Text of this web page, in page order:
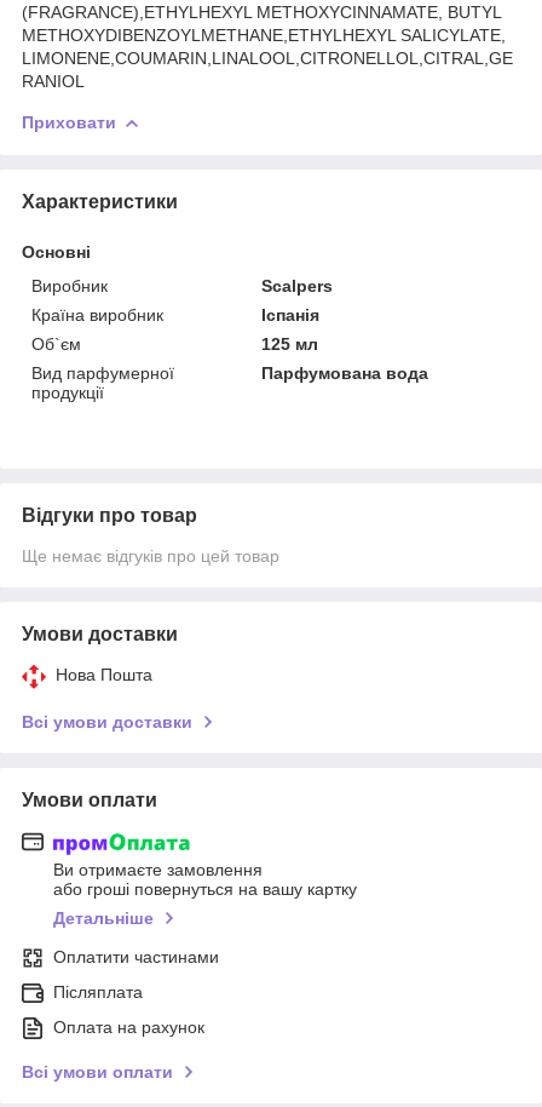
(FRAGRANCE),ETHYLHEXYL METHOXYCINNAMATE, BUTYL
METHOXYDIBENZOYLMETHANE,ETHYLHEXYL SALICYLATE,
LIMONENE,COUMARIN,LINALOOL,CITRONELLOL,CITRAL,GE
RANIOL
Приховати
Характеристики
Основні
Виробник
Scalpers
Країна виробник
Іспанія
Об`єм
125 мл
Вид парфумерної
продукції
Парфумована вода
Відгуки про товар
Ще немає відгуків про цей товар
Умови доставки
Нова Пошта
Всі умови доставки
Умови оплати
Ви отримаєте замовлення
або гроші повернуться на вашу картку
Детальніше
Оплатити частинами
Післяплата
Оплата на рахунок
Всі умови оплати